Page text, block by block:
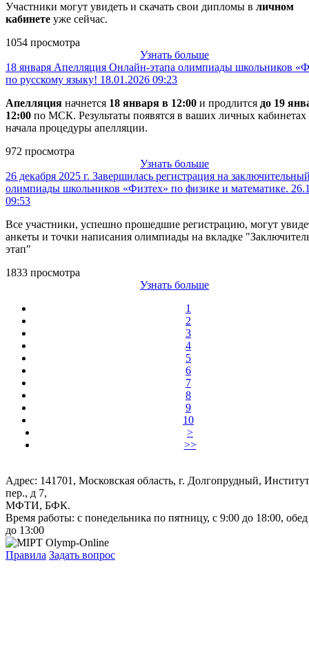
Участники могут увидеть и скачать свои дипломы в личном
кабинете уже сейчас.
1054 просмотра
Узнать больше
18 января Апелляция Онлайн-этапа олимпиады школьников
по русскому языку! 18.01.2026 09:23
Апелляция начнется 18 января в 12:00 и продлится до 19
12:00 по МСК. Результаты появятся в ваших личных кабинетах
начала процедуры апелляции.
972 просмотра
Узнать больше
26 декабря 2025 г. Завершилась регистрация на
олимпиады школьников «Физтех» по физике и математике.
09:53
Все участники, успешно прошедшие регистрацию, могут
анкеты и точки написания олимпиады на вкладке
этап"
1833 просмотра
Узнать больше
1
2
3
4
5
6
7
8
9
10
>
>>
Адрес: 141701, Московская область, г. Долгопрудный,
пер., д 7,
МФТИ, БФК.
Время работы: с понедельника по пятницу, с 9:00 до 18:00,
до 13:00
Правила Задать вопрос